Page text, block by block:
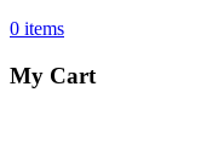
0 items
My Cart